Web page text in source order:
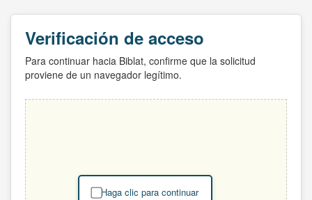
Verificación de acceso
Para continuar hacia Biblat, confirme que la solicitud
proviene de un navegador legítimo.
Haga clic para continuar